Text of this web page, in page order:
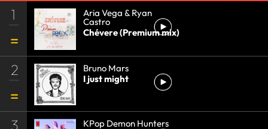
1 Aria Vega & Ryan
Castro
Chévere (Premium mix)
2
Bruno Mars
I just might
3 KPop Demon Hunters